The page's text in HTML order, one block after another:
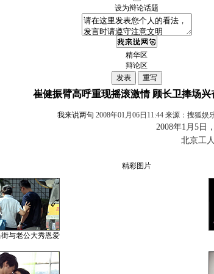
设为辩论话题
精华区
辩论区
崔健振臂高呼重现摇滚激情 顾长卫捧场兴
我来说两句 2008年01月06日11:44 来源：搜狐娱
2008年1月5日
北京工
精彩图片
与老公大秀恩爱